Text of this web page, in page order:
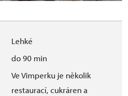
Lehké
do 90 min
Ve Vimperku je několik
restaurací, cukráren a